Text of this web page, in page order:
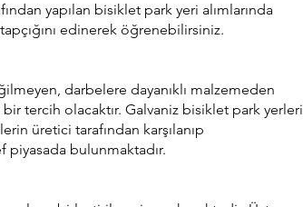
yapılan bisiklet park yeri alımlarında
edinerek öğrenebilirsiniz.
darbelere dayanıklı malzemeden
tercih olacaktır. Galvaniz bisiklet park
üretici tarafından karşılanıp
piyasada bulunmaktadır.